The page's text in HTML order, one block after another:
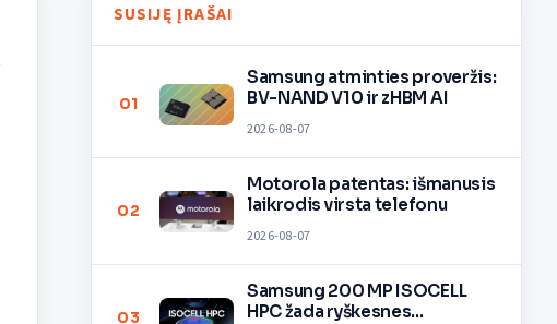
SUSIJĘ ĮRAŠAI
01
Samsung atminties proveržis:
BV-NAND V10 ir zHBM AI
2026-08-07
02
Motorola patentas: išmanusis
laikrodis virsta telefonu
2026-08-07
03
Samsung 200 MP ISOCELL
HPC žada ryškesnes